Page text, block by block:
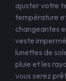
ajuster votre
température
changeantes
veste
lunettes de
pluie et les
vous serez